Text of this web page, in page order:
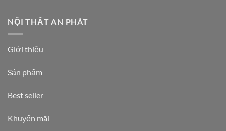
NỘI THẤT AN PHÁT
Giới thiệu
Sản phẩm
Best seller
Khuyến mãi